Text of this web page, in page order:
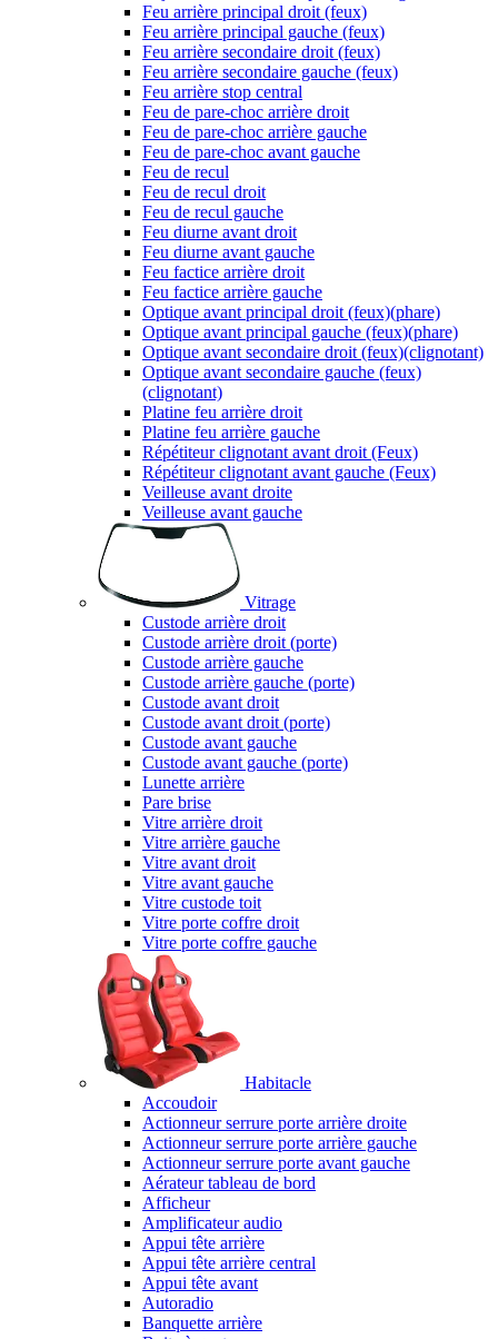
Feu arrière principal droit (feux)
Feu arrière principal gauche (feux)
Feu arrière secondaire droit (feux)
Feu arrière secondaire gauche (feux)
Feu arrière stop central
Feu de pare-choc arrière droit
Feu de pare-choc arrière gauche
Feu de pare-choc avant gauche
Feu de recul
Feu de recul droit
Feu de recul gauche
Feu diurne avant droit
Feu diurne avant gauche
Feu factice arrière droit
Feu factice arrière gauche
Optique avant principal droit (feux)(phare)
Optique avant principal gauche (feux)(phare)
Optique avant secondaire droit (feux)(clignotant)
Optique avant secondaire gauche (feux)
(clignotant)
Platine feu arrière droit
Platine feu arrière gauche
Répétiteur clignotant avant droit (Feux)
Répétiteur clignotant avant gauche (Feux)
Veilleuse avant droite
Veilleuse avant gauche
Vitrage
Custode arrière droit
Custode arrière droit (porte)
Custode arrière gauche
Custode arrière gauche (porte)
Custode avant droit
Custode avant droit (porte)
Custode avant gauche
Custode avant gauche (porte)
Lunette arrière
Pare brise
Vitre arrière droit
Vitre arrière gauche
Vitre avant droit
Vitre avant gauche
Vitre custode toit
Vitre porte coffre droit
Vitre porte coffre gauche
Habitacle
Accoudoir
Actionneur serrure porte arrière droite
Actionneur serrure porte arrière gauche
Actionneur serrure porte avant gauche
Aérateur tableau de bord
Afficheur
Amplificateur audio
Appui tête arrière
Appui tête arrière central
Appui tête avant
Autoradio
Banquette arrière